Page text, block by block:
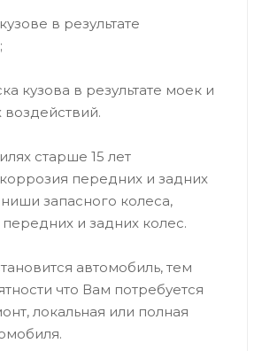
в результате
кузова в результате моек и
старше 15 лет
передних и задних
запасного колеса,
и задних колес.
автомобиль, тем
что Вам потребуется
локальная или полная